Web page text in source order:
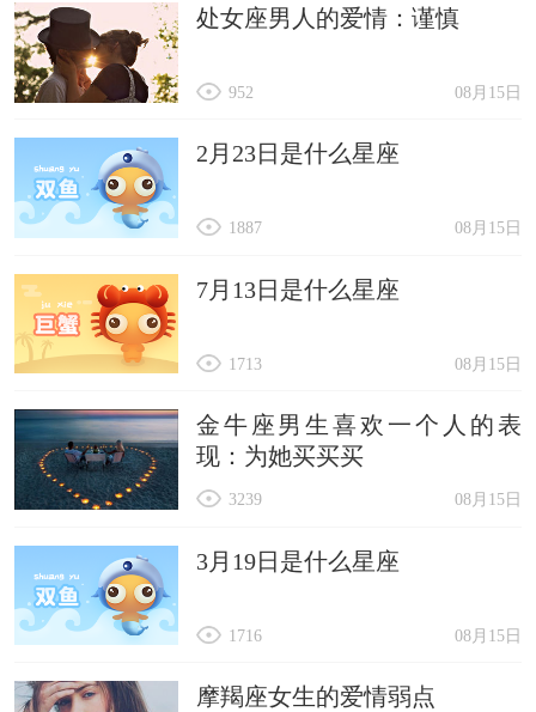
处女座男人的爱情：谨慎
08月15日
952
2月23日是什么星座
08月15日
1887
7月13日是什么星座
08月15日
1713
金牛座男生喜欢一个人的表
现：为她买买买
08月15日
3239
3月19日是什么星座
08月15日
1716
摩羯座女生的爱情弱点